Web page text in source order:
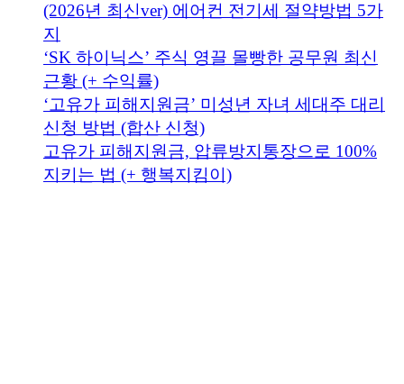
(2026년 최신ver) 에어컨 전기세 절약방법 5가
지
‘SK 하이닉스’ 주식 영끌 몰빵한 공무원 최신
근황 (+ 수익률)
‘고유가 피해지원금’ 미성년 자녀 세대주 대리
신청 방법 (합산 신청)
고유가 피해지원금, 압류방지통장으로 100%
지키는 법 (+ 행복지킴이)